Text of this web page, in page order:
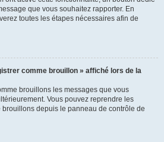
que vous souhaitez rapporter. En
toutes les étapes nécessaires afin de
comme brouillon » affiché lors de la
brouillons les messages que vous
Vous pouvez reprendre les
depuis le panneau de contrôle de